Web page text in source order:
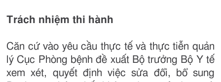
Trách nhiệm thi hành
Căn cứ vào yêu cầu thực tế và thực tiễn quản
lý Cục Phòng bệnh đề xuất Bộ trưởng Bộ Y tế
xem xét, quyết định việc sửa đổi, bổ sung